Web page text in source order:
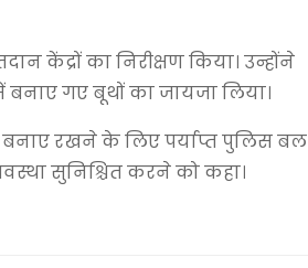
केंद्रों का निरीक्षण किया। उन्होंने
गए बूथों का जायजा लिया।
बनाए रखने के लिए पर्याप्त पुलिस बल
सुनिश्चित करने को कहा।